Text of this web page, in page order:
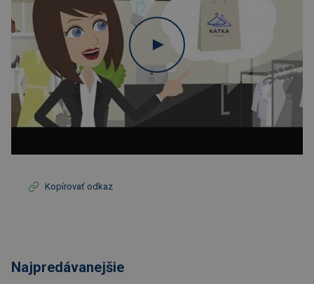
Kopírovať odkaz
Najpredávanejšie